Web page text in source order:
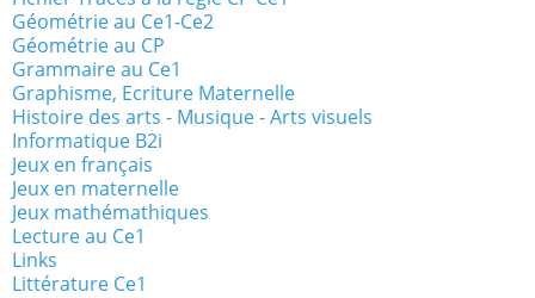
Géométrie au Ce1-Ce2
Géométrie au CP
Grammaire au Ce1
Graphisme, Ecriture Maternelle
Histoire des arts - Musique - Arts visuels
Informatique B2i
Jeux en français
Jeux en maternelle
Jeux mathémathiques
Lecture au Ce1
Links
Littérature Ce1